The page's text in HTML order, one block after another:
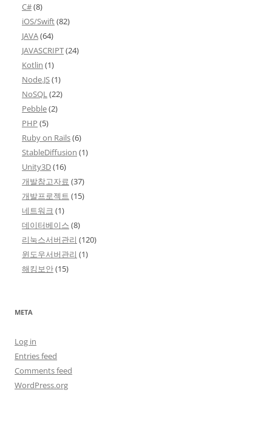
C#(8)
iOS/Swift(82)
JAVA(64)
JAVASCRIPT(24)
Kotlin (1)
Node.JS(1)
NoSQL(22)
Pebble(2)
PHP (5)
Ruby on Rails(6)
StableDiffusion (1)
Unity3D(16)
개발참고자료 (37)
개발프로젝트 (15)
네트워크 (1)
데이터베이스 (8)
리눅스서버관리 (120)
윈도우서버관리 (1)
해킹보안(15)
META
Log in
Entries feed
Comments feed
WordPress.org